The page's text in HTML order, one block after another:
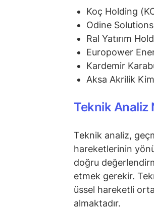
Koç Holding
Odine
Ral Yatırım
Europower
Kardemir
Aksa Akrilik
Teknik Analiz
Teknik analiz,
hareketlerinin
doğru
etmek gerekir.
üssel hareketli
almaktadır.